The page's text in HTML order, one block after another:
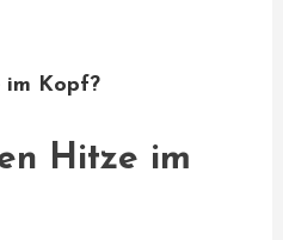
im Kopf?
Hitze im